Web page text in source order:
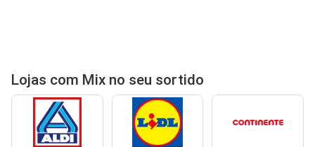
Lojas com Mix no seu sortido